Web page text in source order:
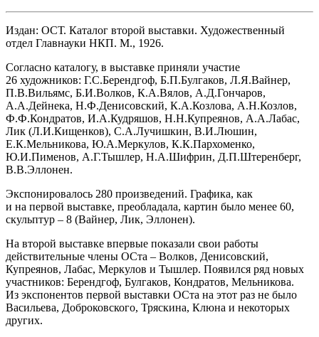
Издан: ОСТ. Каталог второй выставки. Художественный
отдел Главнауки НКП. М., 1926.
Согласно каталогу, в выставке приняли участие
26 художников: Г.С.Берендгоф, Б.П.Булгаков, Л.Я.Вайнер,
П.В.Вильямс, Б.И.Волков, К.А.Вялов, А.Д.Гончаров,
А.А.Дейнека, Н.Ф.Денисовский, К.А.Козлова, А.Н.Козлов,
Ф.Ф.Кондратов, И.А.Кудряшов, Н.Н.Купреянов, А.А.Лабас,
Лик (Л.И.Кищенков), С.А.Лучишкин, В.И.Люшин,
Е.К.Мельникова, Ю.А.Меркулов, К.К.Пархоменко,
Ю.И.Пименов, А.Г.Тышлер, Н.А.Шифрин, Д.П.Штеренберг,
В.В.Эллонен.
Экспонировалось 280 произведений. Графика, как
и на первой выставке, преобладала, картин было менее 60,
скульптур – 8 (Вайнер, Лик, Эллонен).
На второй выставке впервые показали свои работы
действительные члены ОСта – Волков, Денисовский,
Купреянов, Лабас, Меркулов и Тышлер. Появился ряд новых
участников: Берендгоф, Булгаков, Кондратов, Мельникова.
Из экспонентов первой выставки ОСта на этот раз не было
Васильева, Доброковского, Тряскина, Клюна и некоторых
других.